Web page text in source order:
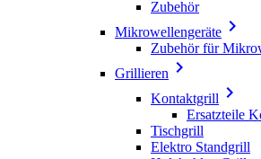
Zubehör
Mikrowellengeräte 
Zubehör für
Grillieren 
Kontaktgrill 
Ersatzteile
Tischgrill
Elektro Standgrill